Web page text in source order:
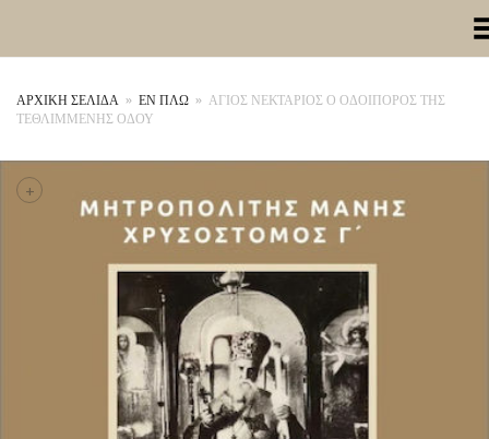
Toggle
ΑΡΧΙΚΉ ΣΕΛΊΔΑ » ΕΝ ΠΛΩ » ΑΓΙΟΣ ΝΕΚΤΑΡΙΟΣ Ο ΟΔΟΙΠΟΡΟΣ ΤΗΣ
ΤΕΘΛΙΜΜΕΝΗΣ ΟΔΟΥ
+